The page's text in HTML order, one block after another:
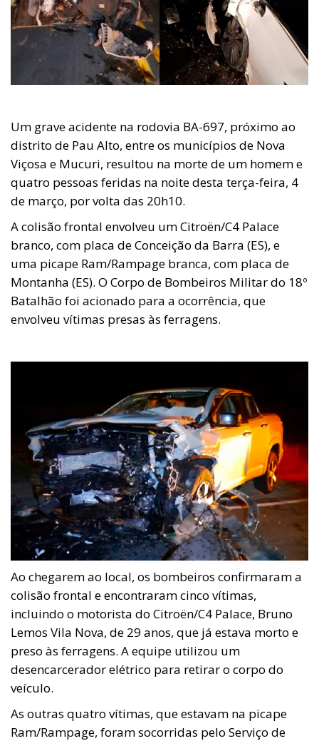
Um grave acidente na rodovia BA-697, próximo ao
distrito de Pau Alto, entre os municípios de Nova
Viçosa e Mucuri, resultou na morte de um homem e
quatro pessoas feridas na noite desta terça-feira, 4
de março, por volta das 20h10.
A colisão frontal envolveu um Citroën/C4 Palace
branco, com placa de Conceição da Barra (ES), e
uma picape Ram/Rampage branca, com placa de
Montanha (ES). O Corpo de Bombeiros Militar do 18º
Batalhão foi acionado para a ocorrência, que
envolveu vítimas presas às ferragens.
Ao chegarem ao local, os bombeiros confirmaram a
colisão frontal e encontraram cinco vítimas,
incluindo o motorista do Citroën/C4 Palace, Bruno
Lemos Vila Nova, de 29 anos, que já estava morto e
preso às ferragens. A equipe utilizou um
desencarcerador elétrico para retirar o corpo do
veículo.
As outras quatro vítimas, que estavam na picape
Ram/Rampage, foram socorridas pelo Serviço de